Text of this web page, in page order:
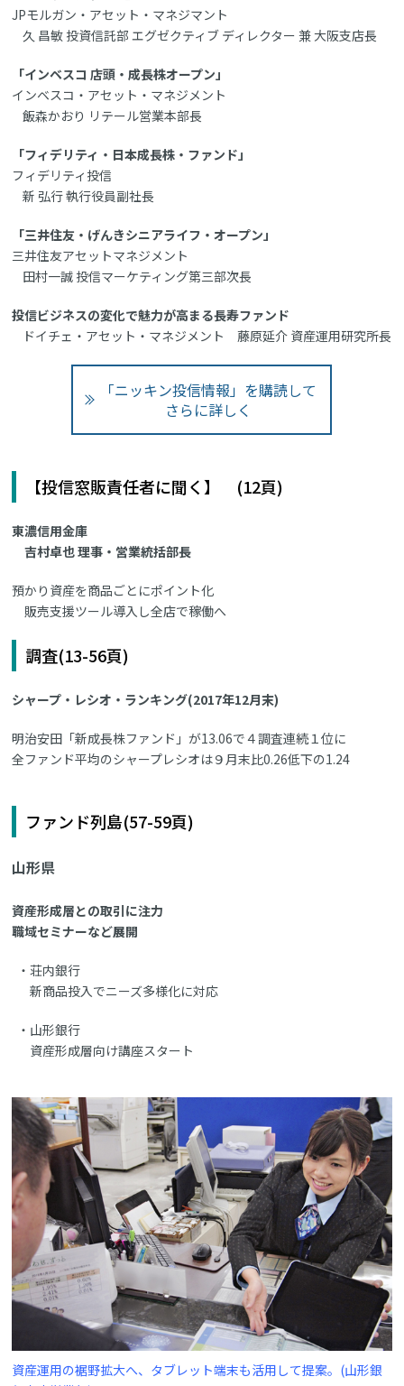
JPモルガン・アセット・マネジマント
久 昌敏 投資信託部 エグゼクティブ ディレクター 兼 大阪支店長
「インベスコ 店頭・成長株オープン」
インベスコ・アセット・マネジメント
飯森かおり リテール営業本部長
「フィデリティ・日本成長株・ファンド」
フィデリティ投信
新 弘行 執行役員副社長
「三井住友・げんきシニアライフ・オープン」
三井住友アセットマネジメント
田村一誠 投信マーケティング第三部次長
投信ビジネスの変化で魅力が高まる長寿ファンド
ドイチェ・アセット・マネジメント 藤原延介 資産運用研究所長
「ニッキン投信情報」を購読して
さらに詳しく
【投信窓販責任者に聞く】 (12頁)
東濃信用金庫
吉村卓也 理事・営業統括部長
預かり資産を商品ごとにポイント化
販売支援ツール導入し全店で稼働へ
調査(13-56頁)
シャープ・レシオ・ランキング(2017年12月末)
明治安田「新成長株ファンド」が13.06で４調査連続１位に
全ファンド平均のシャープレシオは９月末比0.26低下の1.24
ファンド列島(57-59頁)
山形県
資産形成層との取引に注力
職域セミナーなど展開
荘内銀行
新商品投入でニーズ多様化に対応
山形銀行
資産形成層向け講座スタート
資産運用の裾野拡大へ、タブレット端末も活用して提案。(山形銀